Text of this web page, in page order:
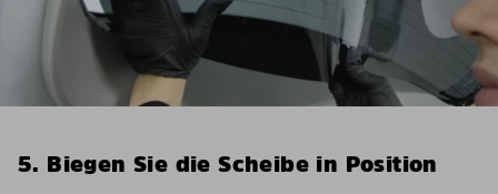
5. Biegen Sie die Scheibe in Position